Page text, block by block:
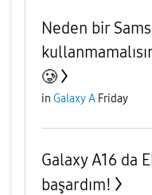
Neden bir
🥲
in Galaxy A Friday
Galaxy A16 da
başardım!